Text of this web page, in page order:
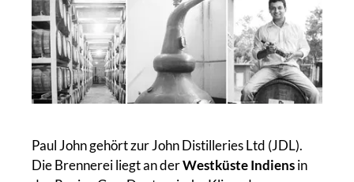
Paul John gehört zur John Distilleries Ltd (JDL).
Die Brennerei liegt an derWestküste Indiensin